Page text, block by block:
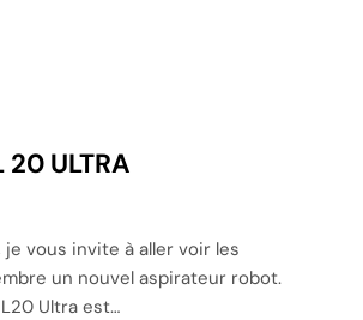
ULTRA
vous invite à aller voir les
un nouvel aspirateur robot.
Ultra est…